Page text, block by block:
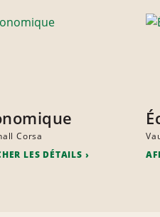
Corsa
LES DÉTAILS